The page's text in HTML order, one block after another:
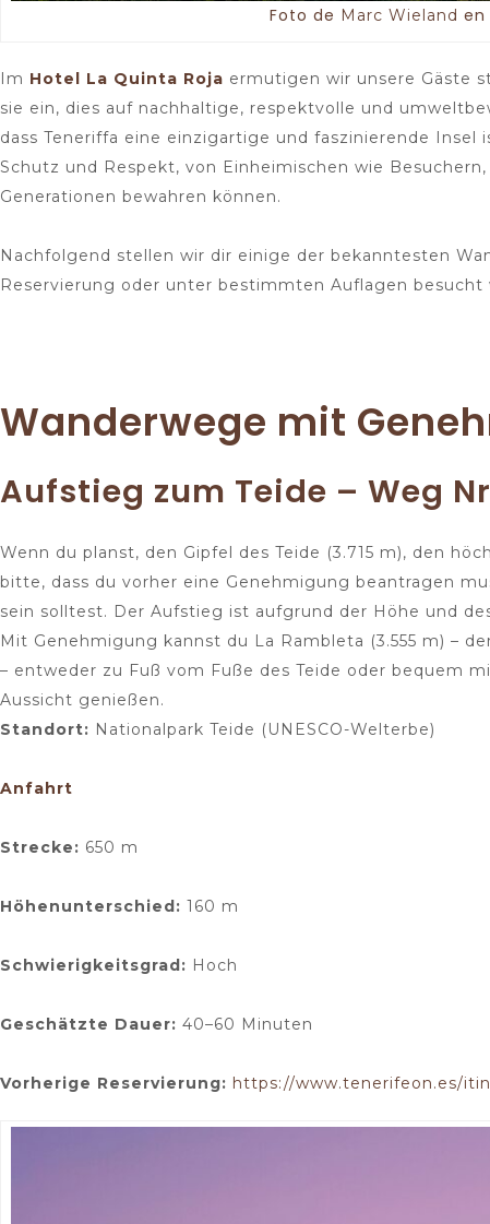
Foto de Marc Wieland en
Im Hotel La Quinta Roja ermutigen wir unsere Gäste
sie ein, dies auf nachhaltige, respektvolle und
dass Teneriffa eine einzigartige und faszinierende Insel
Schutz und Respekt, von Einheimischen wie
Generationen bewahren können.
Nachfolgend stellen wir dir einige der bekanntesten
Reservierung oder unter bestimmten Auflagen besucht
Wanderwege mit
Aufstieg zum Teide – Weg
Wenn du planst, den Gipfel des Teide (3.715 m), den
bitte, dass du vorher eine Genehmigung beantragen
sein solltest. Der Aufstieg ist aufgrund der Höhe und
Mit Genehmigung kannst du La Rambleta (3.555 m) –
– entweder zu Fuß vom Fuße des Teide oder bequem
Aussicht genießen.
Standort: Nationalpark Teide (UNESCO-Welterbe)
Anfahrt
Strecke: 650 m
Höhenunterschied: 160 m
Schwierigkeitsgrad: Hoch
Geschätzte Dauer: 40–60 Minuten
Vorherige Reservierung: https://www.tenerifeon.es/